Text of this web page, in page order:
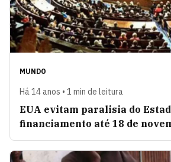
MUNDO
Há 14 anos • 1 min de leitura
EUA evitam paralisia do
financiamento até 18 de